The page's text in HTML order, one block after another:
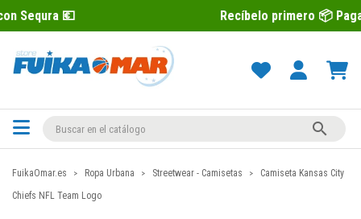
Recíbelo primero 📦 Paga después

FuikaOmar.es Ropa Urbana Streetwear - Camisetas
Camiseta Kansas City
Chiefs NFL Team Logo